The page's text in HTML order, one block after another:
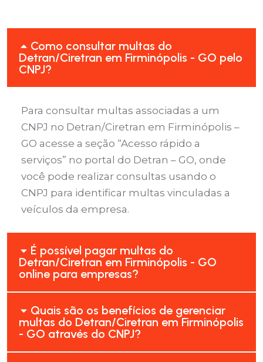
Como consultar multas do
Detran/Ciretran em Firminópolis - GO pelo
CNPJ?
Para consultar multas associadas a um
CNPJ no Detran/Ciretran em Firminópolis –
GO acesse a seção “Acesso rápido a
serviços” no portal do Detran – GO, onde
você pode realizar consultas usando o
CNPJ para identificar multas vinculadas a
veículos da empresa.
É possível pagar multas do
Detran/Ciretran em Firminópolis - GO
online para empresas?
Quais são os benefícios de gerenciar
multas do Detran/Ciretran em Firminópolis
- GO através do CNPJ?